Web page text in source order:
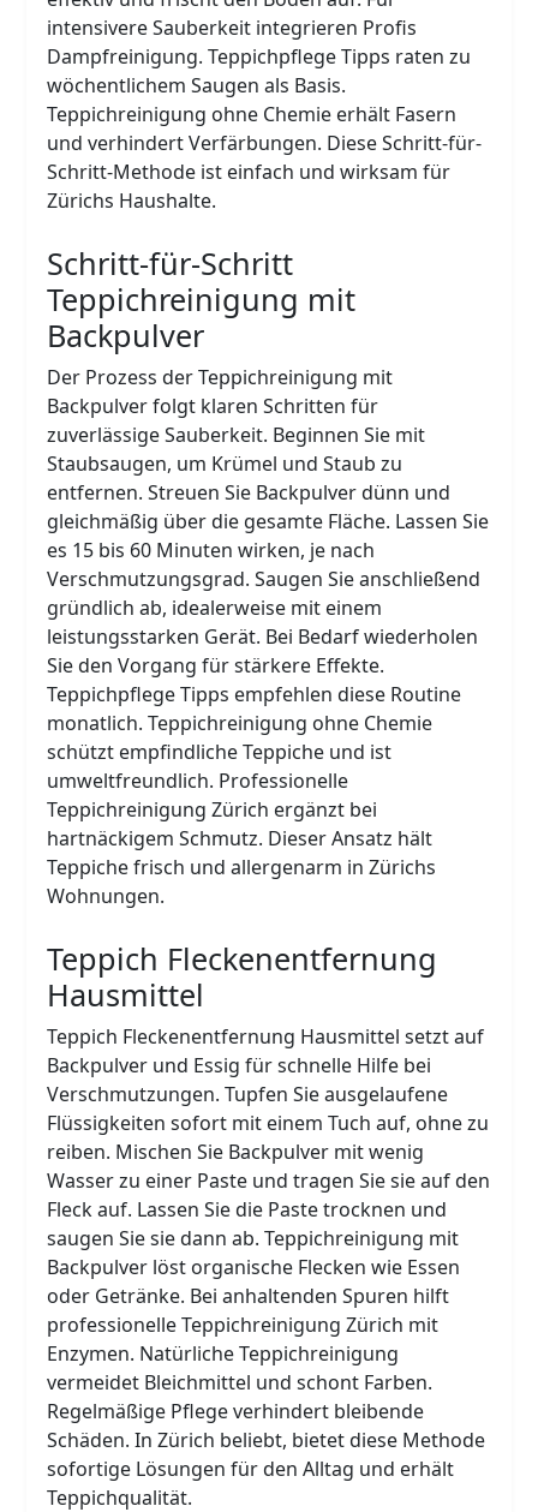
intensivere Sauberkeit integrieren Profis
Dampfreinigung. Teppichpflege Tipps raten zu
wöchentlichem Saugen als Basis.
Teppichreinigung ohne Chemie erhält Fasern
und verhindert Verfärbungen. Diese Schritt-für-
Schritt-Methode ist einfach und wirksam für
Zürichs Haushalte.
Schritt-für-Schritt
Teppichreinigung mit
Backpulver
Der Prozess der Teppichreinigung mit
Backpulver folgt klaren Schritten für
zuverlässige Sauberkeit. Beginnen Sie mit
Staubsaugen, um Krümel und Staub zu
entfernen. Streuen Sie Backpulver dünn und
gleichmäßig über die gesamte Fläche. Lassen Sie
es 15 bis 60 Minuten wirken, je nach
Verschmutzungsgrad. Saugen Sie anschließend
gründlich ab, idealerweise mit einem
leistungsstarken Gerät. Bei Bedarf wiederholen
Sie den Vorgang für stärkere Effekte.
Teppichpflege Tipps empfehlen diese Routine
monatlich. Teppichreinigung ohne Chemie
schützt empfindliche Teppiche und ist
umweltfreundlich. Professionelle
Teppichreinigung Zürich ergänzt bei
hartnäckigem Schmutz. Dieser Ansatz hält
Teppiche frisch und allergenarm in Zürichs
Wohnungen.
Teppich Fleckenentfernung
Hausmittel
Teppich Fleckenentfernung Hausmittel setzt auf
Backpulver und Essig für schnelle Hilfe bei
Verschmutzungen. Tupfen Sie ausgelaufene
Flüssigkeiten sofort mit einem Tuch auf, ohne zu
reiben. Mischen Sie Backpulver mit wenig
Wasser zu einer Paste und tragen Sie sie auf den
Fleck auf. Lassen Sie die Paste trocknen und
saugen Sie sie dann ab. Teppichreinigung mit
Backpulver löst organische Flecken wie Essen
oder Getränke. Bei anhaltenden Spuren hilft
professionelle Teppichreinigung Zürich mit
Enzymen. Natürliche Teppichreinigung
vermeidet Bleichmittel und schont Farben.
Regelmäßige Pflege verhindert bleibende
Schäden. In Zürich beliebt, bietet diese Methode
sofortige Lösungen für den Alltag und erhält
Teppichqualität.